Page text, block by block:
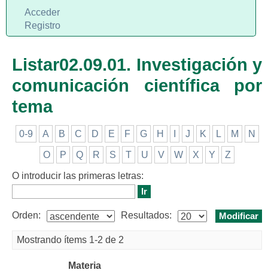
Listar02.09.01. Investigación y
comunicación científica por
tema
0-9 A B C D E F G H J K L M N
O P Q R S T U V W X Y Z
O introducir las primeras letras:
Orden: Resultados:
Mostrando ítems 1-2 de 2
Materia
Acceder
Registro